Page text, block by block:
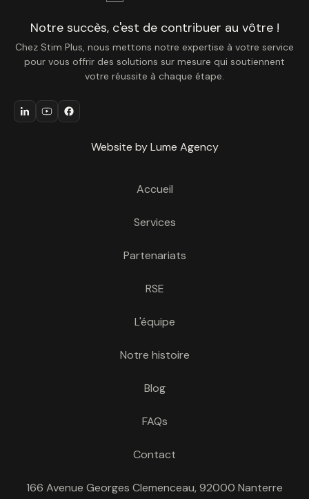
Notre succès, c'est de contribuer au vôtre !
Chez Stim Plus, nous mettons notre expertise à votre service
pour vous offrir des solutions sur mesure qui soutiennent
votre réussite à chaque étape.
Website by Lume Agency
Accueil
Services
Partenariats
RSE
L'équipe
Notre histoire
Blog
FAQs
Contact
166 Avenue Georges Clemenceau, 92000 Nanterre